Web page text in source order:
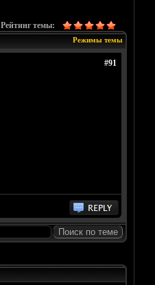
Рейтинг темы:
Режимы темы
#91